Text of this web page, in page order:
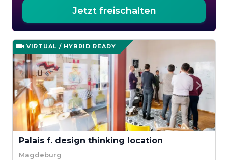
Jetzt freischalten
VIRTUAL / HYBRID READY
Palais f. design thinking location
Magdeburg